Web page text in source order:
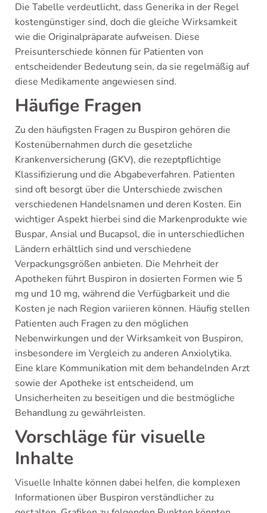
Die Tabelle verdeutlicht, dass Generika in der Regel
kostengünstiger sind, doch die gleiche Wirksamkeit
wie die Originalpräparate aufweisen. Diese
Preisunterschiede können für Patienten von
entscheidender Bedeutung sein, da sie regelmäßig auf
diese Medikamente angewiesen sind.
Häufige Fragen
Zu den häufigsten Fragen zu Buspiron gehören die
Kostenübernahmen durch die gesetzliche
Krankenversicherung (GKV), die rezeptpflichtige
Klassifizierung und die Abgabeverfahren. Patienten
sind oft besorgt über die Unterschiede zwischen
verschiedenen Handelsnamen und deren Kosten. Ein
wichtiger Aspekt hierbei sind die Markenprodukte wie
Buspar, Ansial und Bucapsol, die in unterschiedlichen
Ländern erhältlich sind und verschiedene
Verpackungsgrößen anbieten. Die Mehrheit der
Apotheken führt Buspiron in dosierten Formen wie 5
mg und 10 mg, während die Verfügbarkeit und die
Kosten je nach Region variieren können. Häufig stellen
Patienten auch Fragen zu den möglichen
Nebenwirkungen und der Wirksamkeit von Buspiron,
insbesondere im Vergleich zu anderen Anxiolytika.
Eine klare Kommunikation mit dem behandelnden Arzt
sowie der Apotheke ist entscheidend, um
Unsicherheiten zu beseitigen und die bestmögliche
Behandlung zu gewährleisten.
Vorschläge für visuelle
Inhalte
Visuelle Inhalte können dabei helfen, die komplexen
Informationen über Buspiron verständlicher zu